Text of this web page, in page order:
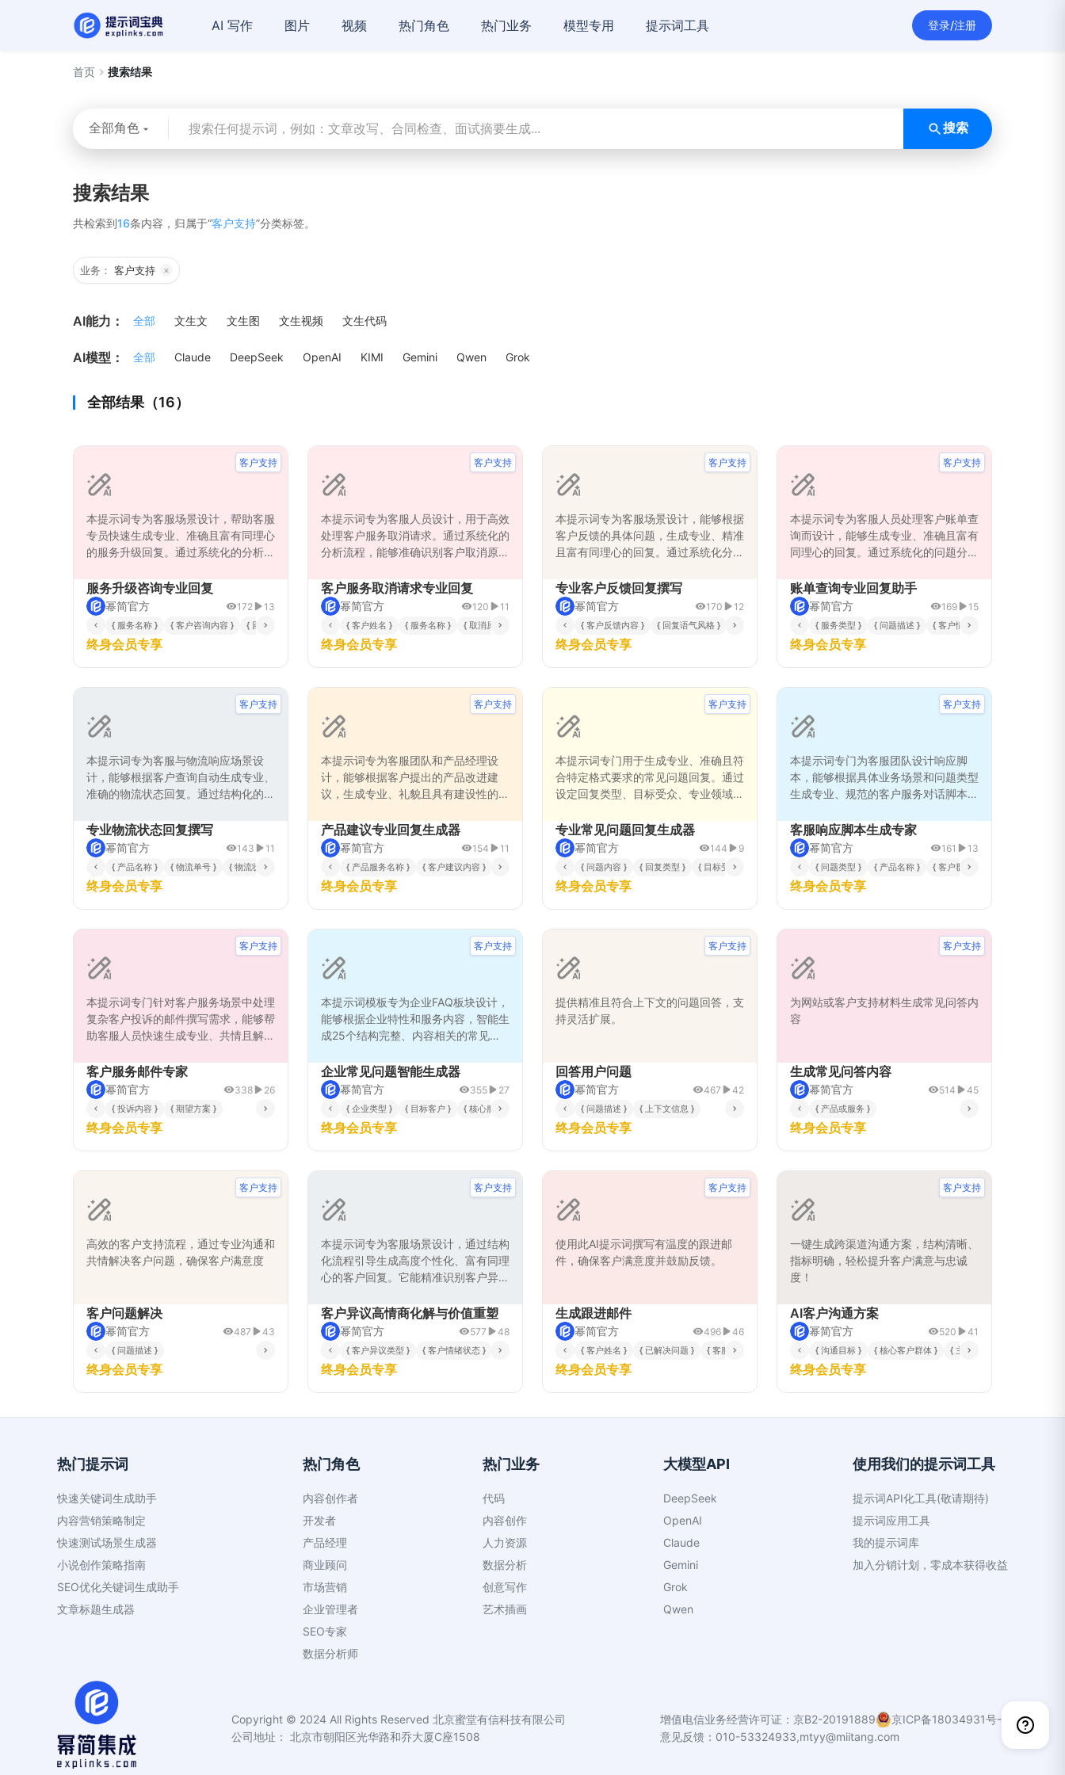
AI 写作 图片 视频 热门角色 热门业务 模型专用 提示词工具 登录/注册
首页 搜索结果
全部角色 搜索
搜索结果
共检索到16条内容，归属于“客户支持”分类标签。
业务： 客户支持 ×
AI能力： 全部 文生文 文生图 文生视频 文生代码
AI模型： 全部 Claude DeepSeek OpenAI KIMI Gemini Qwen Grok
全部结果（16）
本提示词专为客服场景设计，帮助客服
专员快速生成专业、准确且富有同理心
的服务升级回复。通过系统化的分析流
涵盖升级方案说明、优势分析、操作指
引等核心要素，同时保持正式专业的沟
通风格，提升客户满意度和服务专业
性。适用于电信、软件、金融等多种行
业的服务升级咨询场景。
客户支持
服务升级咨询专业回复
幂简官方 172 13
{ 服务名称 } { 客户咨询内容 } { 回复正式程度 }
终身会员专享
本提示词专为客服人员设计，用于高效
处理客户服务取消请求。通过系统化的
分析流程，能够准确识别客户取消原
业、得体的回复内容。该提示词强调同
理心表达与问题解决导向，既尊重客户
选择权，又最大限度维护客户关系，适
用于各类服务行业的客户流失管理场
景，帮助企业在服务终止环节依然保持
客户支持
客户服务取消请求专业回复
幂简官方 120 11
{ 客户姓名 } { 服务名称 } { 取消原因 } { 客户等级 } { 是否挽留 }
终身会员专享
本提示词专为客服场景设计，能够根据
客户反馈的具体问题，生成专业、精准
且富有同理心的回复。通过系统化分析
案并构建结构化回复，确保回复内容既
符合正式书面风格要求，又能有效解决
客户关切，提升客户满意度和服务专业
性。适用于产品咨询、投诉处理、服务
改进建议等多种客户反馈场景。
客户支持
专业客户反馈回复撰写
幂简官方 170 12
{ 客户反馈内容 } { 回复语气风格 } { 问题紧急程度 }
终身会员专享
本提示词专为客服人员处理客户账单查
询而设计，能够生成专业、准确且富有
同理心的回复。通过系统化的问题分析
客户需求又维护企业专业形象。提示词
涵盖多种账单问题场景，包括费用明细
解释、计费周期说明、异常费用处理
等，帮助客服人员快速提供标准化且个
性化的服务响应，提升客户满意度和问
客户支持
账单查询专业回复助手
幂简官方 169 15
{ 服务类型 } { 问题描述 } { 客户情绪 }
终身会员专享
本提示词专为客服与物流响应场景设
计，能够根据客户查询自动生成专业、
准确的物流状态回复。通过结构化的工
信息、问题解决方案与礼貌用语，同时
支持个性化定制回复风格与详细程度。
适用于电商客服、物流跟踪、客户关系
管理等多种业务场景，有效提升响应效
率与客户满意度。
客户支持
专业物流状态回复撰写
幂简官方 143 11
{ 产品名称 } { 物流单号 } { 物流状态 } { 详细程度 } { 回复风格 }
终身会员专享
本提示词专为客服团队和产品经理设
计，能够根据客户提出的产品改进建
议，生成专业、礼貌且具有建设性的回
内容既表达对客户建议的重视，又能清
晰传达产品团队的考量因素。生成的回
复包含感谢表达、建议分析、可行性评
估和后续行动计划，帮助维护良好的客
户关系并收集有价值的用户反馈。
客户支持
产品建议专业回复生成器
幂简官方 154 11
{ 产品服务名称 } { 客户建议内容 } { 回复语气风格 } { 可行性评估 }
终身会员专享
本提示词专门用于生成专业、准确且符
合特定格式要求的常见问题回复。通过
设定回复类型、目标受众、专业领域和
景和需求生成高质量的标准化回复。特
别适用于客户服务、学术咨询、技术支
持等需要规范化回复的专业场景，确保
回复内容既专业准确又符合特定格式规
范，提升沟通效率和质量。
客户支持
专业常见问题回复生成器
幂简官方 144 9
{ 问题内容 } { 回复类型 } { 目标受众 } { 专业领域 } { 回复风格 }
终身会员专享
本提示词专门为客服团队设计响应脚
本，能够根据具体业务场景和问题类型
生成专业、规范的客户服务对话脚本。
准确反映产品特性，有效解决客户疑
问，同时保持专业服务水准。适用于产
品咨询、技术支持、投诉处理等多种客
服场景，帮助团队提升服务效率和客户
满意度。
客户支持
客服响应脚本生成专家
幂简官方 161 13
{ 问题类型 } { 产品名称 } { 客户群体 }
终身会员专享
本提示词专门针对客户服务场景中处理
复杂客户投诉的邮件撰写需求，能够帮
助客服人员快速生成专业、共情且解决
客户投诉内容和期望解决方案，系统化
地构建邮件框架，确保回复既体现对客
户问题的重视，又能提供切实可行的解
决路径。该提示词特别擅长处理情绪化
投诉、复杂技术问题和高价值客户维护
和链式思维方法，确保邮件内容的逻辑
严密性和情感适配性，同时严格遵守企
业服务规范和沟通标准。
客户支持
客户服务邮件专家
幂简官方 338 26
{ 投诉内容 } { 期望方案 }
终身会员专享
本提示词模板专为企业FAQ板块设计，
能够根据企业特性和服务内容，智能生
成25个结构完整、内容相关的常见问
群体和核心服务项目，系统化梳理客户
可能关心的各类问题，涵盖产品功能、
服务流程、技术支持、价格政策、售后
保障等多个维度。该模板采用分步推理
机制，首先解析企业特征，然后分类整
性。生成的FAQ问题列表可直接用于企
业官网、客服系统或产品手册，有效提
升客户自助服务能力，减轻客服工作压
客户支持
企业常见问题智能生成器
幂简官方 355 27
{ 企业类型 } { 目标客户 } { 核心服务 }
终身会员专享
提供精准且符合上下文的问题回答，支
持灵活扩展。
客户支持
回答用户问题
幂简官方 467 42
{ 问题描述 } { 上下文信息 }
终身会员专享
为网站或客户支持材料生成常见问答内
容
客户支持
生成常见问答内容
幂简官方 514 45
{ 产品或服务 }
终身会员专享
高效的客户支持流程，通过专业沟通和
共情解决客户问题，确保客户满意度
客户支持
客户问题解决
幂简官方 487 43
{ 问题描述 }
终身会员专享
本提示词专为客服场景设计，通过结构
化流程引导生成高度个性化、富有同理
心的客户回复。它能精准识别客户异议
化解疑虑、重建信任并推动问题解决的
专业沟通方案，有效提升客户满意度和
服务专业性。
客户支持
客户异议高情商化解与价值重塑
幂简官方 577 48
{ 客户异议类型 } { 客户情绪状态 } { 产品/服务核心价值主张 } { 公司品牌沟通基调 } { 期望的客户行动 } { 客户历史价值等级 } { 本次沟通渠道 } { 可提供的具体补偿或方案
终身会员专享
使用此AI提示词撰写有温度的跟进邮
件，确保客户满意度并鼓励反馈。
客户支持
生成跟进邮件
幂简官方 496 46
{ 客户姓名 } { 已解决问题 } { 客服姓名 } { 公司名称 }
终身会员专享
一键生成跨渠道沟通方案，结构清晰、
指标明确，轻松提升客户满意与忠诚
度！
客户支持
AI客户沟通方案
幂简官方 520 41
{ 沟通目标 } { 核心客户群体 } { 主要挑战或痛点 }
终身会员专享
热门提示词
快速关键词生成助手
内容营销策略制定
快速测试场景生成器
小说创作策略指南
SEO优化关键词生成助手
文章标题生成器
热门角色
内容创作者
开发者
产品经理
商业顾问
市场营销
企业管理者
SEO专家
数据分析师
热门业务
代码
内容创作
人力资源
数据分析
创意写作
艺术插画
大模型API
DeepSeek
OpenAI
Claude
Gemini
Grok
Qwen
使用我们的提示词工具
提示词API化工具(敬请期待)
提示词应用工具
我的提示词库
加入分销计划，零成本获得收益
Copyright © 2024 All Rights Reserved 北京蜜堂有信科技有限公司
公司地址： 北京市朝阳区光华路和乔大厦C座1508
增值电信业务经营许可证：京B2-20191889
京ICP备18034931号-7
意见反馈：010-53324933,mtyy@miitang.com